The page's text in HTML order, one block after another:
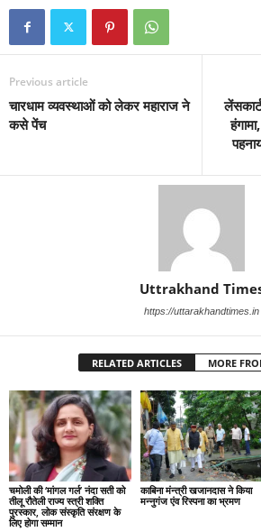
Previous article
चारधाम व्यवस्थाओं को लेकर महाराज ने
कसे पेंच
Uttrakhand
https://uttarakhandtimes.in
RELATED ARTICLES MORE
चमोली की ‘मांगल गर्ल’ नंदा सती को
तीलू रौतेली राज्य स्त्री शक्ति
पुरस्कार, लोक संस्कृति संरक्षण के
लिए होगा सम्मान
काबिना मंन्त्री खजानदास ने किया
मन्नुगंज एंव रिस्पना का भ्रमण